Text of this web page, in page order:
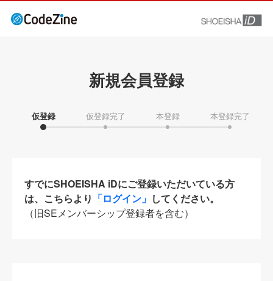
新規会員登録
仮登録 仮登録完了 本登録 本登録完了
すでにSHOEISHA iDにご登録いただいている方
は、こちらより 「ログイン」 してください。
（旧SEメンバーシップ登録者を含む）